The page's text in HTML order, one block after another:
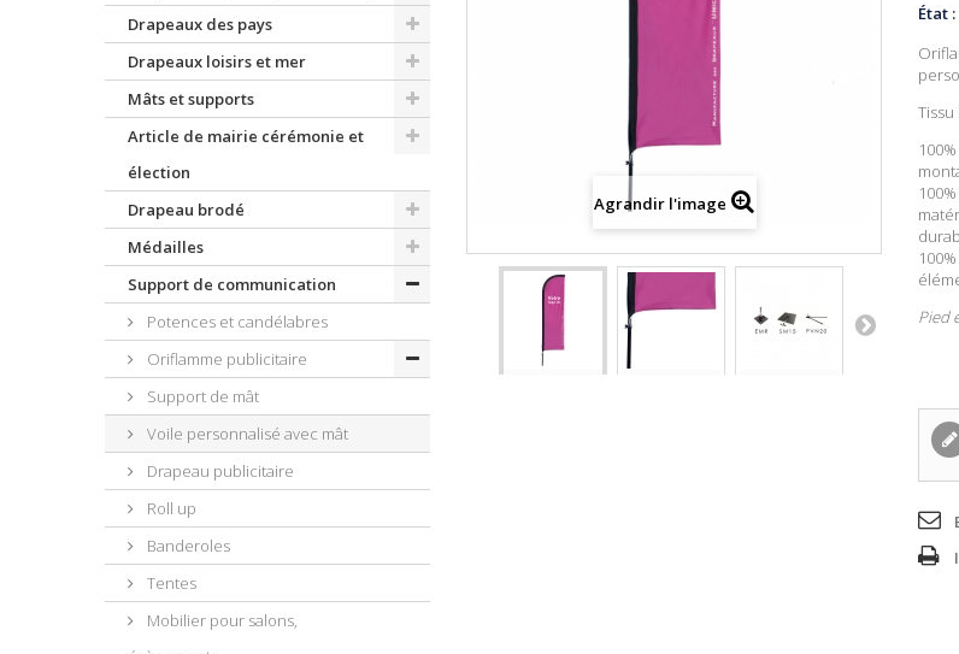
Drapeaux des pays
Drapeaux loisirs et mer
Mâts et supports
Article de mairie cérémonie et
élection
Drapeau brodé
Médailles
Support de communication
Potences et candélabres
Oriflamme publicitaire
Support de mât
Voile personnalisé avec mât
Drapeau publicitaire
Roll up
Banderoles
Tentes
Mobilier pour salons,
Agrandir l'image
État :
Tissu
Pied